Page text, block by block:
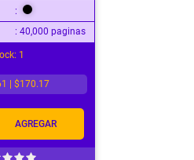
:
: 40,000 paginas
1
| $170.17
AGREGAR